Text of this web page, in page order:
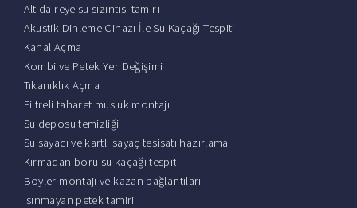
Alt daireye su sızıntısı tamiri
Akustik Dinleme Cihazı İle Su Kaçağı Tespiti
Kanal Açma
Kombi ve Petek Yer Değişimi
Tıkanıklık Açma
Filtreli taharet musluk montajı
Su deposu temizliği
Su sayacı ve kartlı sayaç tesisatı hazırlama
Kırmadan boru su kaçağı tespiti
Boyler montajı ve kazan bağlantıları
Isınmayan petek tamiri